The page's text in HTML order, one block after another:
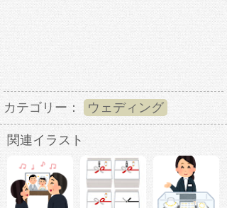
カテゴリー： ウェディング
関連イラスト